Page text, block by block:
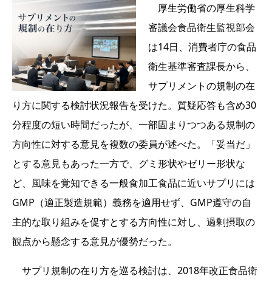
厚生労働省の厚生科学
審議会食品衛生監視部会
は14日、消費者庁の食品
衛生基準審査課長から、
サプリメントの規制の在
り方に関する検討状況報告を受けた。質疑応答も含め30
分程度の短い時間だったが、一部固まりつつある規制の
方向性に対する意見を複数の委員が述べた。「妥当だ」
とする意見もあった一方で、グミ形状やゼリー形状な
ど、風味を覚知できる一般食加工食品に近いサプリには
GMP（適正製造規範）義務を適用せず、GMP遵守の自
主的な取り組みを促すとする方向性に対し、過剰摂取の
観点から懸念する意見が優勢だった。
サプリ規制の在り方を巡る検討は、2018年改正食品衛